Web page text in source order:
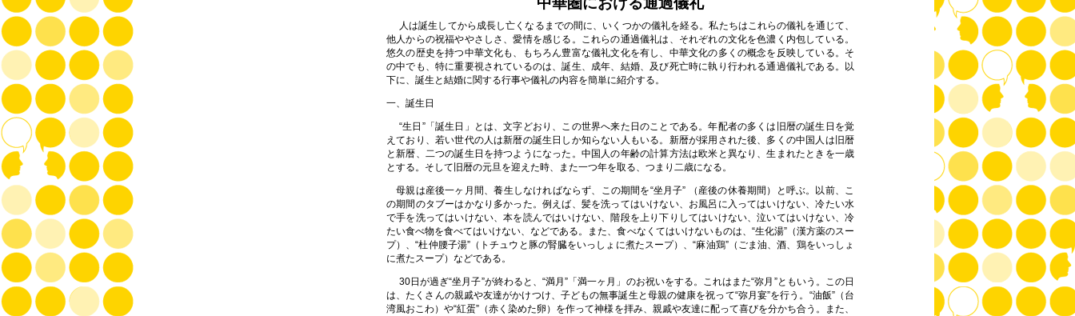
人は誕生してから成長し亡くなるまでの間に、いくつかの儀礼を経る。私たちはこれらの儀礼を通じて、
他人からの祝福ややさしさ、愛情を感じる。これらの通過儀礼は、それぞれの文化を色濃く内包している。
悠久の歴史を持つ中華文化も、もちろん豊富な儀礼文化を有し、中華文化の多くの概念を反映している。そ
の中でも、特に重要視されているのは、誕生、成年、結婚、及び死亡時に執り行われる通過儀礼である。以
下に、誕生と結婚に関する行事や儀礼の内容を簡単に紹介する。
一、誕生日
“生日”「誕生日」とは、文字どおり、この世界へ来た日のことである。年配者の多くは旧暦の誕生日を覚
えており、若い世代の人は新暦の誕生日しか知らない人もいる。新暦が採用された後、多くの中国人は旧暦
と新暦、二つの誕生日を持つようになった。中国人の年齢の計算方法は欧米と異なり、生まれたときを一歳
とする。そして旧暦の元旦を迎えた時、また一つ年を取る、つまり二歳になる。
母親は産後一ヶ月間、養生しなければならず、この期間を“坐月子” （産後の休養期間）と呼ぶ。以前、こ
の期間のタブーはかなり多かった。例えば、髪を洗ってはいけない、お風呂に入ってはいけない、冷たい水
で手を洗ってはいけない、本を読んではいけない、階段を上り下りしてはいけない、泣いてはいけない、冷
たい食べ物を食べてはいけない、などである。また、食べなくてはいけないものは、“生化湯”（漢方薬のスー
プ）、“杜仲腰子湯”（トチュウと豚の腎臓をいっしょに煮たスープ）、“麻油鶏”（ごま油、酒、鶏をいっしょ
に煮たスープ）などである。
30日が過ぎ“坐月子”が終わると、“満月”「満一ヶ月」のお祝いをする。これはまた“弥月”ともいう。この日
は、たくさんの親戚や友達がかけつけ、子どもの無事誕生と母親の健康を祝って“弥月宴”を行う。“油飯”（台
湾風おこわ）や“紅蛋”（赤く染めた卵）を作って神様を拝み、親戚や友達に配って喜びを分かち合う。また、